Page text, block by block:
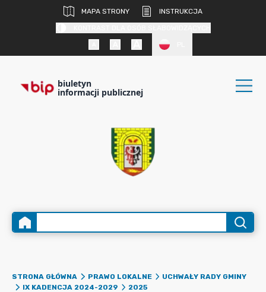
MAPA STRONY
INSTRUKCJA
biuletyn
informacji publicznej
STRONA GŁÓWNA PRAWO LOKALNE
UCHWAŁY RADY GMINY
IX KADENCJA 2024-2029
2025